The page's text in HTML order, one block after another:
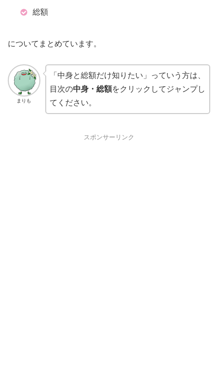
総額
についてまとめています。
まりも
「中身と総額だけ知りたい」っていう方は、
目次の中身・総額をクリックしてジャンプし
てください。
スポンサーリンク